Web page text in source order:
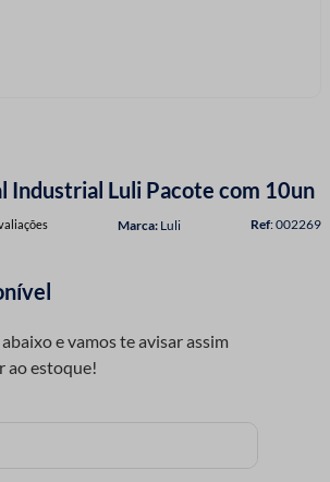
Industrial Luli Pacote com 10un
Luli :002269